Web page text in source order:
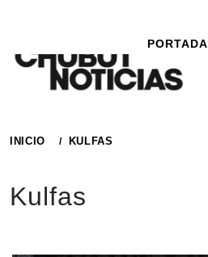
contenido
PORTADA
INICIO KULFAS
Kulfas